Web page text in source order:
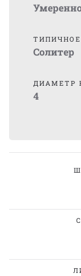
Солитер
ДИАМЕТР
4